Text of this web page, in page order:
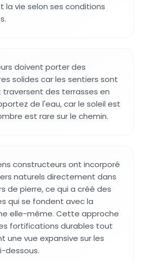
la vie selon ses conditions
doivent porter des
solides car les sentiers sont
traversent des terrasses en
de l'eau, car le soleil est
est rare sur le chemin.
constructeurs ont incorporé
naturels directement dans
de pierre, ce qui a créé des
qui se fondent avec la
elle-même. Cette approche
fortifications durables tout
une vue expansive sur les
dessous.